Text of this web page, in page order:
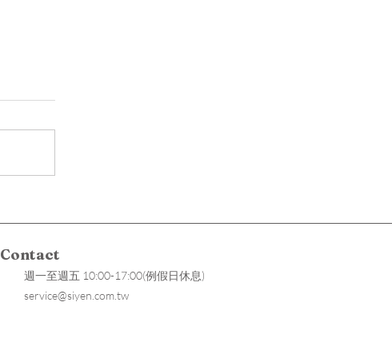
你的身體時鐘還準嗎？
Contact
週一至週五 10:00-17:00(例假日休息)
service@siyen.com.tw